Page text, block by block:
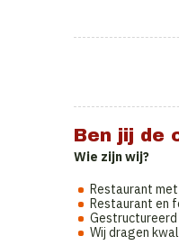
Ben jij de
Wie zijn wij?
Restaurant
Restaurant en
Wij dragen